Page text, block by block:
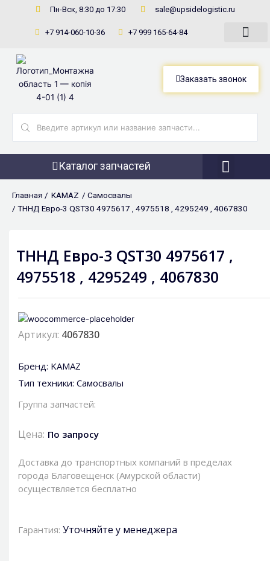
содержимому
Пн-Вск, 8:30 до 17:30 sale@upsidelogistic.ru
+7 914-060-10-36 +7 999 165-64-84
Заказать звонок
Каталог запчастей
Главная / KAMAZ / Самосвалы
/ ТННД Евро-3 QST30 4975617 , 4975518 , 4295249 , 4067830
ТННД Евро-3 QST30 4975617 ,
4975518 , 4295249 , 4067830
Артикул: 4067830
Бренд: KAMAZ
Тип техники: Самосвалы
Группа запчастей:
Цена: По запросу
Доставка до транспортных компаний в пределах
города Благовещенск (Амурской области)
осуществляется бесплатно
Гарантия: Уточняйте у менеджера